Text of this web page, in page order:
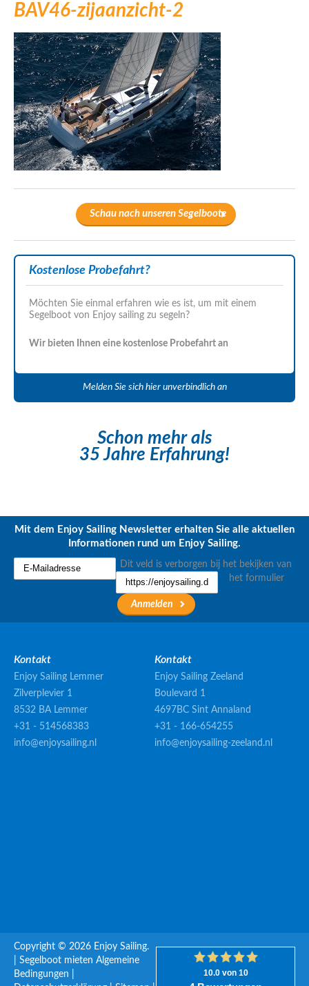
BAV46-zijaanzicht-2
Schau nach unseren Segelboote
Kostenlose Probefahrt?
Möchten Sie einmal erfahren wie es ist, um mit einem
Segelboot von Enjoy sailing zu segeln?
Wir bieten Ihnen eine kostenlose Probefahrt an
Melden Sie sich hier unverbindlich an
Schon mehr als
35 Jahre Erfahrung!
Mit dem Enjoy Sailing Newsletter erhalten Sie alle aktuellen
Informationen rund um Enjoy Sailing.
Dit veld is verborgen bij het bekijken van
het formulier
Kontakt
Enjoy Sailing Lemmer
Zilverplevier 1
8532 BA Lemmer
+31 - 514568383
info@enjoysailing.nl
Kontakt
Enjoy Sailing Zeeland
Boulevard 1
4697BC Sint Annaland
+31 - 166-654255
info@enjoysailing-zeeland.nl
Copyright © 2026 Enjoy Sailing.
Segelboot mieten Algemeine
Bedingungen